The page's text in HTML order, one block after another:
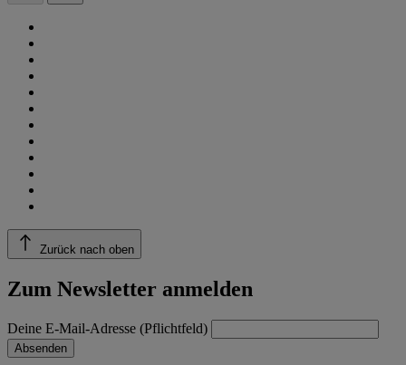
Zurück nach oben
Zum Newsletter anmelden
Deine E-Mail-Adresse (Pflichtfeld)
Absenden